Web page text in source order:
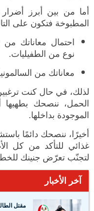
أما من بين أبرز أضرار
المطبوخة فتكون على
احتمال معاناتك
نوع من الطفيليات.
معاناتك من
لذلك، في حال كنت
الحمل، ننصحك بطهيها
الموجودة بداخلها.
أخيرًا، ننصحك دائمًا
غذائي للتأكد من كل
لتجنّب تعرّض جنينك
آخر الأخبار
مقتل